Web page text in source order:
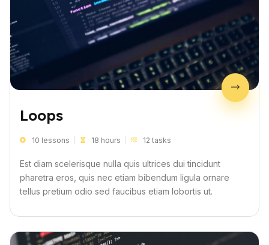
Loops
10 lessons 18 hours 12 tasks
Est diam scelerisque nulla quis ultrices dui tincidunt
pharetra eros, quis nec etiam bibendum ligula ornare
tellus pretium odio sed faucibus etiam lobortis ut.